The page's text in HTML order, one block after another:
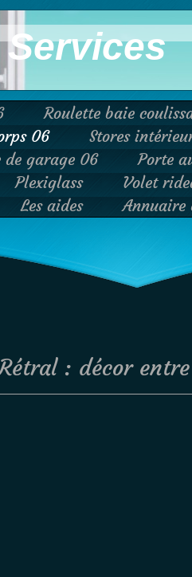
Roulette baie
06
Stores
de garage 06 Porte
Plexiglass
Volet
Les aides Annuaire
: décor